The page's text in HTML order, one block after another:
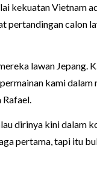
kekuatan Vietnam
pertandingan calon
lawan Jepang.
kami dalam
Rafael.
dirinya kini dalam
pertama, tapi itu